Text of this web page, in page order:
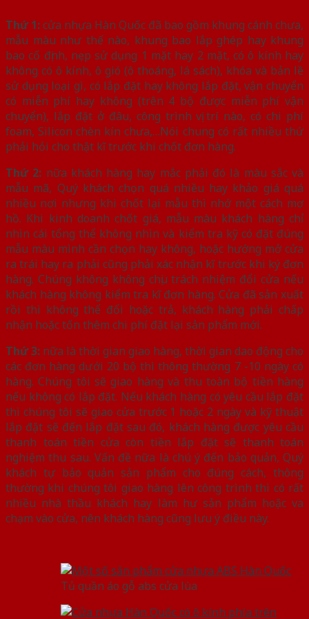
Thứ 1:cửa nhựa Hàn Quốc đã bao gồm khung cánh chưa,
mẫu màu như thế nào, khung bao lắp ghép hay khung
bao cố định, nẹp sử dụng 1 mặt hay 2 mặt, có ô kính hay
không có ô kính, ô gió (ô thoáng, lá sách), khóa và bản lề
sử dụng loại gì, có lắp đặt hay không lắp đặt, vận chuyển
có miễn phí hay không (trên 4 bộ được miễn phí vận
chuyển), lắp đặt ở đâu, công trình vị trí nào, có chi phí
foam, Silicon chèn kín chưa,…Nói chung có rất nhiều thứ
phải hỏi cho thật kĩ trước khi chốt đơn hàng.
Thứ 2: nữa khách hàng hay mắc phải đó là màu sắc và
mẫu mã, Quý khách chọn quá nhiều hay khảo giá quá
nhiều nơi nhưng khi chốt lại mẫu thì nhớ một cách mơ
hồ. Khi kinh doanh chốt giá, mẫu màu khách hàng chỉ
nhìn cái tổng thể không nhìn và kiểm tra kỹ có đặt đúng
mẫu màu mình cần chọn hay không, hoặc hướng mở cửa
ra trái hay ra phải cũng phải xác nhận kĩ trước khi ký đơn
hàng. Chúng không không chịu trách nhiệm đổi cửa nếu
khách hàng không kiểm tra kĩ đơn hàng. Cửa đã sản xuất
rồi thì không thể đổi hoặc trả, khách hàng phải chấp
nhận hoặc tốn thêm chi phí đặt lại sản phẩm mới.
Thứ 3: nữa là thời gian giao hàng, thời gian dao động cho
các đơn hàng dưới 20 bộ thì thông thường 7 -10 ngày có
hàng. Chúng tôi sẽ giao hàng và thu toàn bộ tiền hàng
nếu không có lắp đặt. Nếu khách hàng có yêu cầu lắp đặt
thì chúng tôi sẽ giao cửa trước 1 hoặc 2 ngày và kỹ thuật
lắp đặt sẽ đến lắp đặt sau đó, khách hàng được yêu cầu
thanh toán tiền cửa còn tiền lắp đặt sẽ thanh toán
nghiệm thu sau. Vấn đề nữa là chú ý đến bảo quản, Quý
khách tự bảo quản sản phẩm cho đúng cách, thông
thường khi chúng tôi giao hàng lên công trình thì có rất
nhiều nhà thầu khách hay làm hư sản phẩm hoặc va
chạm vào cửa, nên khách hàng cũng lưu ý điều này.
Tủ quần áo gỗ abs cửa lùa